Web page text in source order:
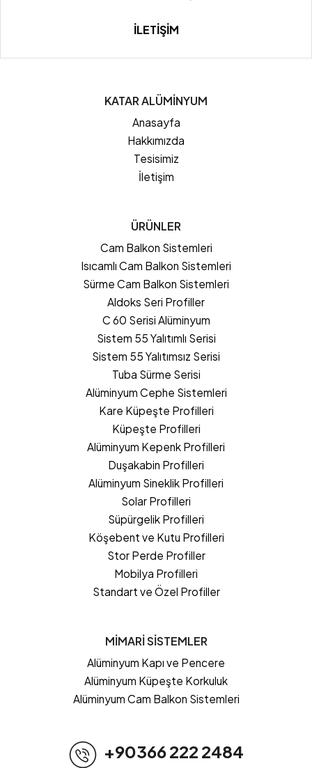
İLETİŞİM
KATAR ALÜMİNYUM
Anasayfa
Hakkımızda
Tesisimiz
İletişim
ÜRÜNLER
Cam Balkon Sistemleri
Isıcamlı Cam Balkon Sistemleri
Sürme Cam Balkon Sistemleri
Aldoks Seri Profiller
C 60 Serisi Alüminyum
Sistem 55 Yalıtımlı Serisi
Sistem 55 Yalıtımsız Serisi
Tuba Sürme Serisi
Alüminyum Cephe Sistemleri
Kare Küpeşte Profilleri
Küpeşte Profilleri
Alüminyum Kepenk Profilleri
Duşakabin Profilleri
Alüminyum Sineklik Profilleri
Solar Profilleri
Süpürgelik Profilleri
Köşebent ve Kutu Profilleri
Stor Perde Profiller
Mobilya Profilleri
Standart ve Özel Profiller
MİMARİ SİSTEMLER
Alüminyum Kapı ve Pencere
Alüminyum Küpeşte Korkuluk
Alüminyum Cam Balkon Sistemleri
+90366 222 2484